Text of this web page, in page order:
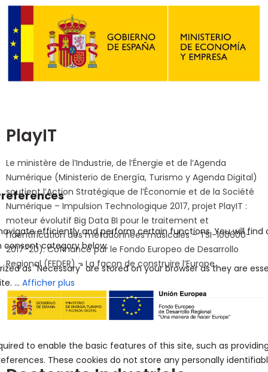
Afficher plus
to enable the basic features of this site, such as
These cookies do not store any personally
PlayIT
Le ministère de l’Industrie, de l’Énergie et de l’Agenda
Numérique (Ministerio de Energía, Turismo y Agenda Digital)
soutient l’Action Stratégique de l’Économie et de la Société
Numérique – Impulsion Technologique 2017, projet PlayIT :
moteur évolutif Big Data BI pour le traitement et
l’identification des métadonnées musicales – TSI-100600-
2017-20). Cofinancé par le Fondo Europeo de Desarrollo
Regional (FEDER) – La façon de construire l’Europe.